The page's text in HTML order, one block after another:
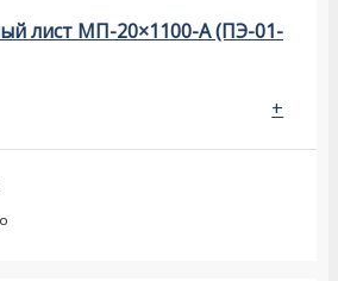
лист МП-20×1100-A (ПЭ-01-
+